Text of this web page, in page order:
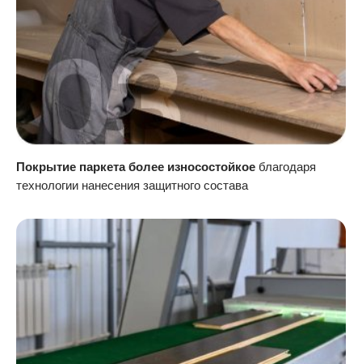
Покрытие паркета более износостойкое благодаря
технологии нанесения защитного состава